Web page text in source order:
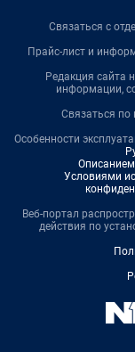
Связаться с
Прайс-лист и
Редакция сайта
информации,
Связаться по
Особенности
Условиями
Веб-портал
действия по